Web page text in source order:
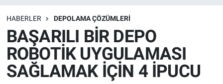
HABERLER DEPOLAMA ÇÖZÜMLERI
BAŞARILI BİR DEPO
ROBOTİK UYGULAMASI
SAĞLAMAK İÇİN 4 İPUCU
Depolama Çözümleri
İnşaat ve Malzeme
HaberOrtak